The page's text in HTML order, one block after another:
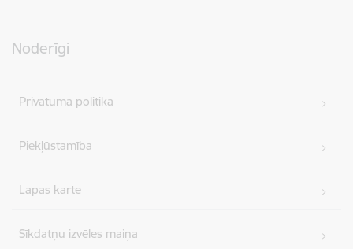
Noderīgi
Privātuma politika
Piekļūstamība
Lapas karte
Sīkdatņu izvēles maiņa